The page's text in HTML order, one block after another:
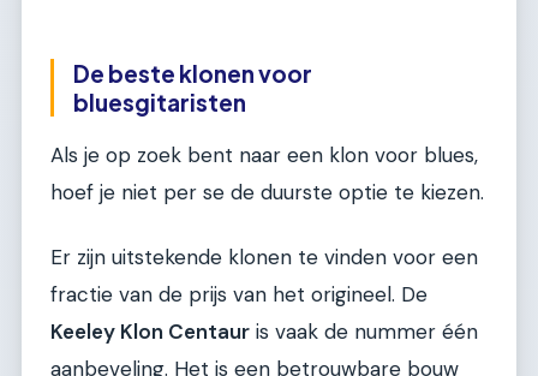
De beste klonen voor
bluesgitaristen
Als je op zoek bent naar een klon voor blues,
hoef je niet per se de duurste optie te kiezen.
Er zijn uitstekende klonen te vinden voor een
fractie van de prijs van het origineel. De
Keeley Klon Centaur is vaak de nummer één
aanbeveling. Het is een betrouwbare bouw